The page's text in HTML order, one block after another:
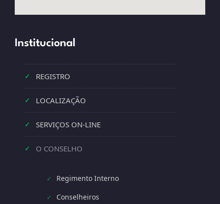
Institucional
✓ REGISTRO
✓ LOCALIZAÇÃO
✓ SERVIÇOS ON-LINE
✓ O CONSELHO
✓ Regimento Interno
✓ Conselheiros